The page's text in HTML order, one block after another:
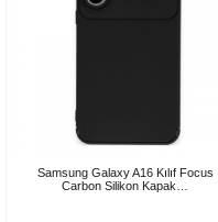
Samsung Galaxy A16 Kılıf Focus
Carbon Silikon Kapak…